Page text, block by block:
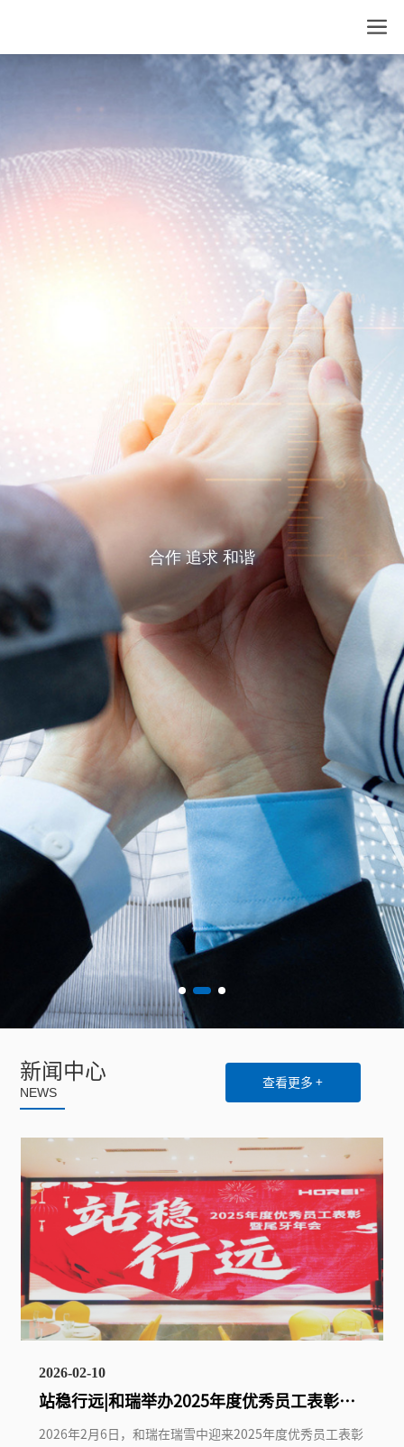
合作 追求 和谐
新闻中心
NEWS
查看更多 +
2026-02-10
站稳行远|和瑞举办2025年度优秀员工表彰暨
尾牙年会
2026年2月6日，和瑞在瑞雪中迎来2025年度优秀员工表彰